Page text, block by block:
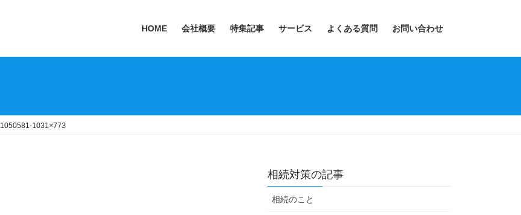
HOME 会社概要 特集記事 サービス よくある質問 お問い合わせ
1050581-1031×773
相続対策の記事
相続のこと